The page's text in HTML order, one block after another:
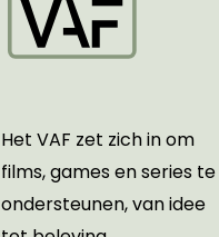
Het VAF zet zich in om
films, games en series te
ondersteunen, van idee